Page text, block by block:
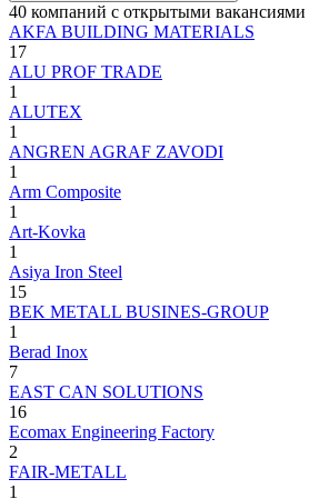
40 компаний с открытыми вакансиями
AKFA BUILDING MATERIALS
17
ALU PROF TRADE
1
ALUTEX
1
ANGREN AGRAF ZAVODI
1
Arm Composite
1
Art-Kovka
1
Asiya Iron Steel
15
BEK METALL BUSINES-GROUP
1
Berad Inox
7
EAST CAN SOLUTIONS
16
Ecomax Engineering Factory
2
FAIR-METALL
1